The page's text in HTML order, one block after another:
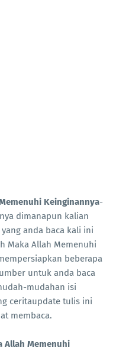
Keinginannya-
dimanapun kalian
yang anda baca kali ini
Maka Allah Memenuhi
beberapa
untuk anda baca
mudahan isi
ceritaupdate tulis ini
membaca.
Allah Memenuhi